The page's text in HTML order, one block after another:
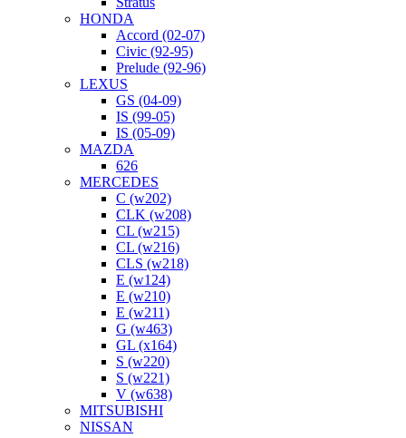
HONDA
Accord (02-07)
Civic (92-95)
Prelude (92-96)
LEXUS
GS (04-09)
IS (99-05)
IS (05-09)
MAZDA
626
MERCEDES
C (w202)
CLK (w208)
CL (w215)
CL (w216)
CLS (w218)
E (w124)
E (w210)
E (w211)
G (w463)
GL (x164)
S (w220)
S (w221)
V (w638)
MITSUBISHI
NISSAN